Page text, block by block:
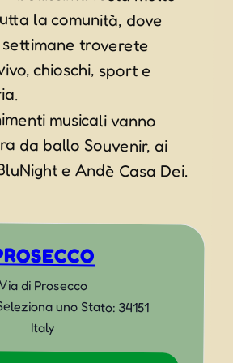
musicali vanno
da ballo Souvenir, ai
e Andè Casa Dei.
Via di Prosecco
uno Stato:34151
Italy